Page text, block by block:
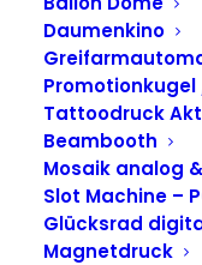
Daumenkino
Promotionkugel
Tattoodruck
Beambooth
Mosaik analog
Slot Machine –
Glücksrad
Magnetdruck